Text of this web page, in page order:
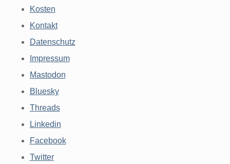
Kosten
Kontakt
Datenschutz
Impressum
Mastodon
Bluesky
Threads
Linkedin
Facebook
Twitter